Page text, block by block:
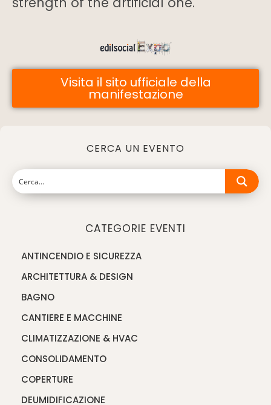
Visita il sito ufficiale della
manifestazione
CERCA UN EVENTO
CATEGORIE EVENTI
ANTINCENDIO E SICUREZZA
ARCHITETTURA & DESIGN
BAGNO
CANTIERE E MACCHINE
CLIMATIZZAZIONE & HVAC
CONSOLIDAMENTO
COPERTURE
DEUMIDIFICAZIONE